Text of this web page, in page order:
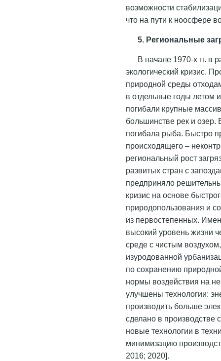
возможности
что на пути к ноосфере
5. Региональные
В начале 1970-х гг. в
экологический кризис.
природной среды
в отдельные годы летом
погибали крупные
большинстве рек и озер.
погибала рыба. Быстро
происходящего –
региональный рост
развитых стран с
предприняло
кризис на основе
природопользования и
из первостепенных.
высокий уровень жизни
среде с чистым
изуродованной
по сохранению
нормы воздействия на
улучшены технологии:
производить больше
сделано в производстве
новые технологии в
минимизацию
2016; 2020].